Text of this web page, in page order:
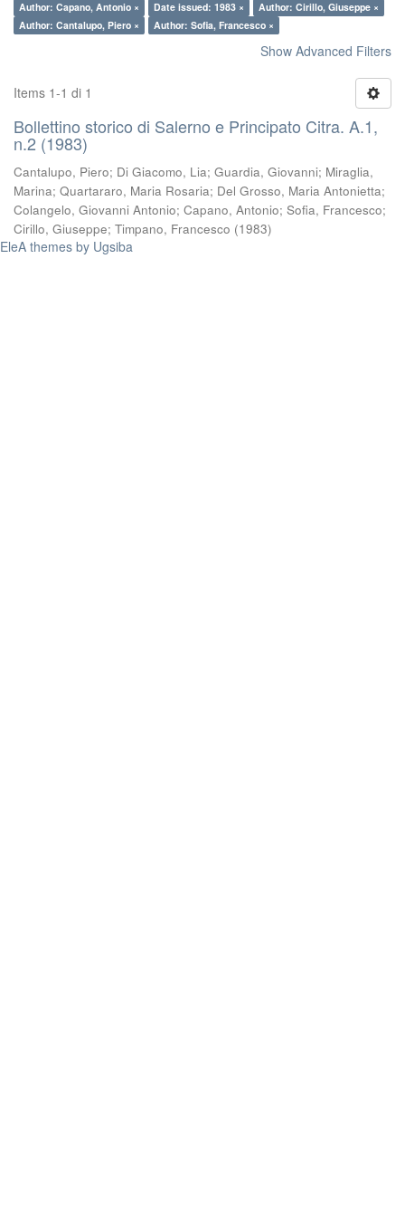
Author: Capano, Antonio ×
Date issued: 1983 ×
Author: Cirillo, Giuseppe ×
Author: Cantalupo, Piero ×
Author: Sofia, Francesco ×
Show Advanced Filters
Items 1-1 di 1
Bollettino storico di Salerno e Principato Citra. A.1,
n.2 (1983)
Cantalupo, Piero; Di Giacomo, Lia; Guardia, Giovanni; Miraglia,
Marina; Quartararo, Maria Rosaria; Del Grosso, Maria Antonietta;
Colangelo, Giovanni Antonio; Capano, Antonio; Sofia, Francesco;
Cirillo, Giuseppe; Timpano, Francesco (1983)
EleA themes by Ugsiba